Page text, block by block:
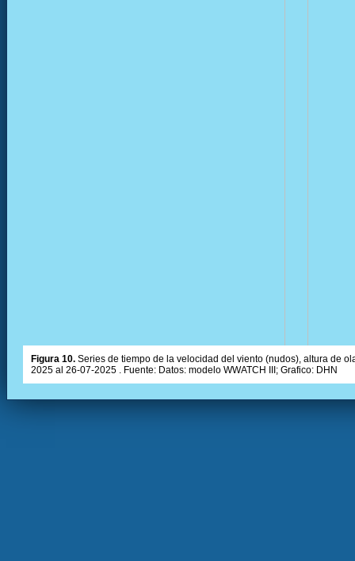
Figura 10. Series de tiempo de la velocidad del viento (nudos), altura de
2025 al 26-07-2025 . Fuente: Datos: modelo WWATCH III; Grafico: DHN